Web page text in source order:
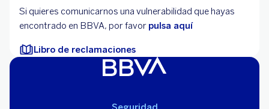
Si quieres comunicarnos una vulnerabilidad que hayas
encontrado en BBVA, por favor pulsa aquí
Libro de reclamaciones